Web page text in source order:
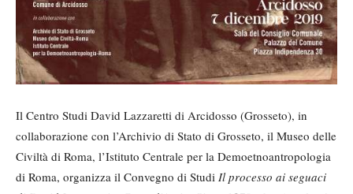
Il Centro Studi David Lazzaretti di Arcidosso (Grosseto), in
collaborazione con l’Archivio di Stato di Grosseto, il Museo delle
Civiltà di Roma, l’Istituto Centrale per la Demoetnoantropologia
di Roma, organizza il Convegno di Studi Il processo ai seguaci